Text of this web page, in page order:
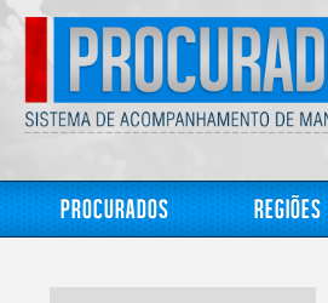
Procurados Regiões